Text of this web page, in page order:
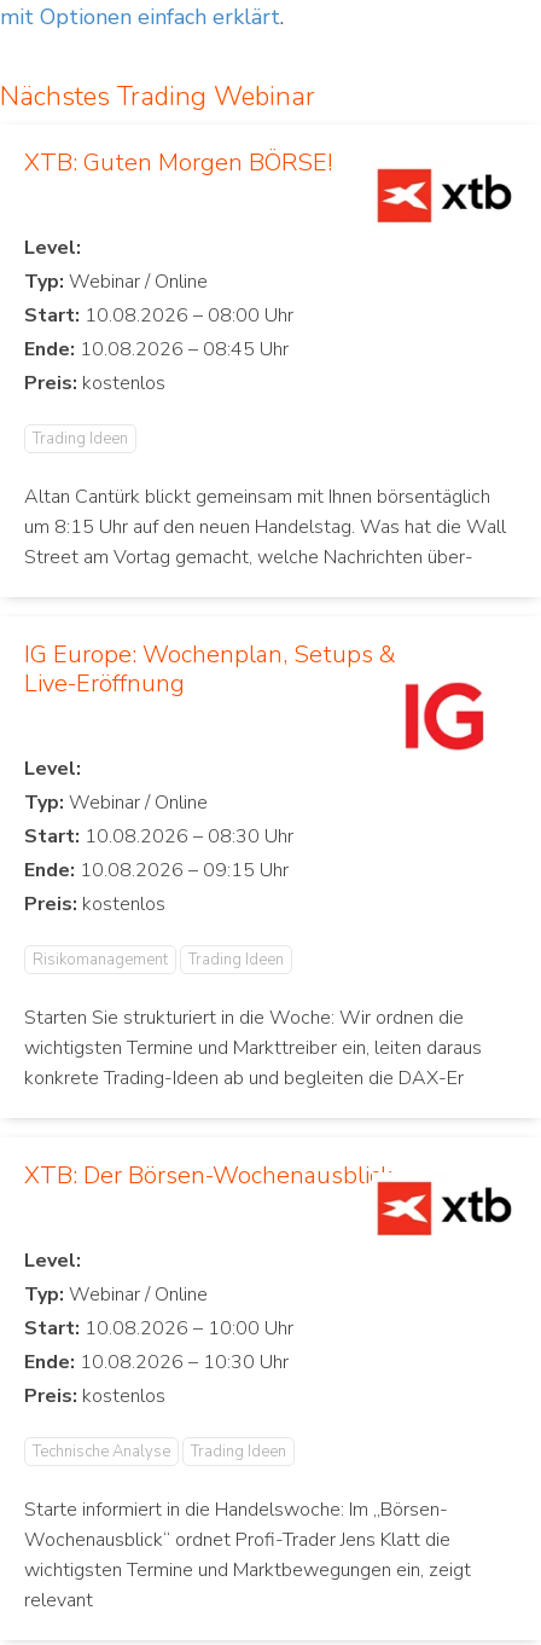
mit Optionen einfach erklärt.
Nächstes Trading Webinar
XTB: Guten Morgen BÖRSE!
Level:
Typ:
Start:
Ende:
Preis:
Trading Ideen
Altan Cantürk blickt gemeinsam mit Ihnen börsentäglich
um 8:15 Uhr auf den neuen Handelstag. Was hat die Wall
Street am Vortag gemacht, welche Nachrichten über-
IG Europe: Wochenplan, Setups &
Live-Eröffnung
Level:
Typ:
Start:
Ende:
Preis:
Risikomanagement Trading Ideen
Starten Sie strukturiert in die Woche: Wir ordnen die
wichtigsten Termine und Markttreiber ein, leiten daraus
konkrete Trading-Ideen ab und begleiten die DAX-Er
XTB: Der Börsen-Wochenausblick
Level:
Typ:
Start:
Ende:
Preis:
Technische Analyse Trading Ideen
Starte informiert in die Handelswoche: Im „Börsen-
Wochenausblick“ ordnet Profi-Trader Jens Klatt die
wichtigsten Termine und Marktbewegungen ein, zeigt
relevant